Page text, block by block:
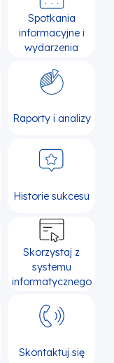
Spotkania
informacyjne i
wydarzenia
Raporty i analizy
Historie sukcesu
Skorzystaj z
systemu
informatycznego
Skontaktuj się